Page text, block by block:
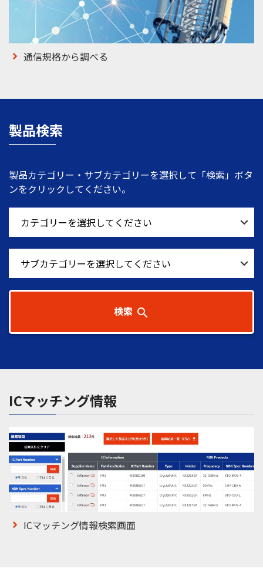
通信規格から調べる
製品検索
製品カテゴリー・サブカテゴリーを選択して「検索」ボタ
ンをクリックしてください。
検索 search
ICマッチング情報
ICマッチング情報検索画面